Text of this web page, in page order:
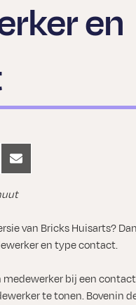
en
Share
on
van Bricks Huisarts?
en type contact.
medewerker bij een
te tonen. Bovenin